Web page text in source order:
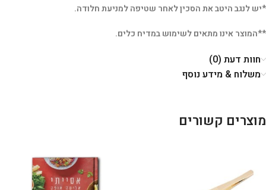
*יש לנגב היטב את הסכין לאחר שטיפה למניעת חלודה.
**המוצר אינו מתאים לשימוש במדיח כלים.
חוות דעת (0)
משלוח & מידע נוסף
מוצרים קשורים